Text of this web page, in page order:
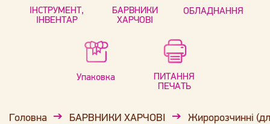
ІНСТРУМЕНТ,
ІНВЕНТАР
БАРВНИКИ
ХАРЧОВІ
ОБЛАДНАННЯ
Упаковка
ПИТАННЯ
ПЕЧАТЬ
Головна БАРВНИКИ ХАРЧОВІ
Жиророзчинні